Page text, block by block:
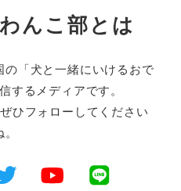
んこ部とは
「犬と一緒にいけるおで
するメディアです。
ひフォローしてください
。